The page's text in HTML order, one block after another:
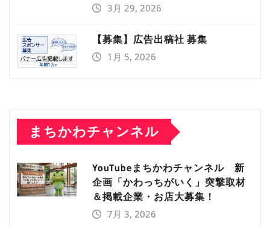
3月 29, 2026
【募集】広告出稿社 募集
1月 5, 2026
まちかわチャンネル
YouTubeまちかわチャンネル 新
企画「かわっちがいく」突撃取材
＆掲載企業・お店大募集！
7月 3, 2026